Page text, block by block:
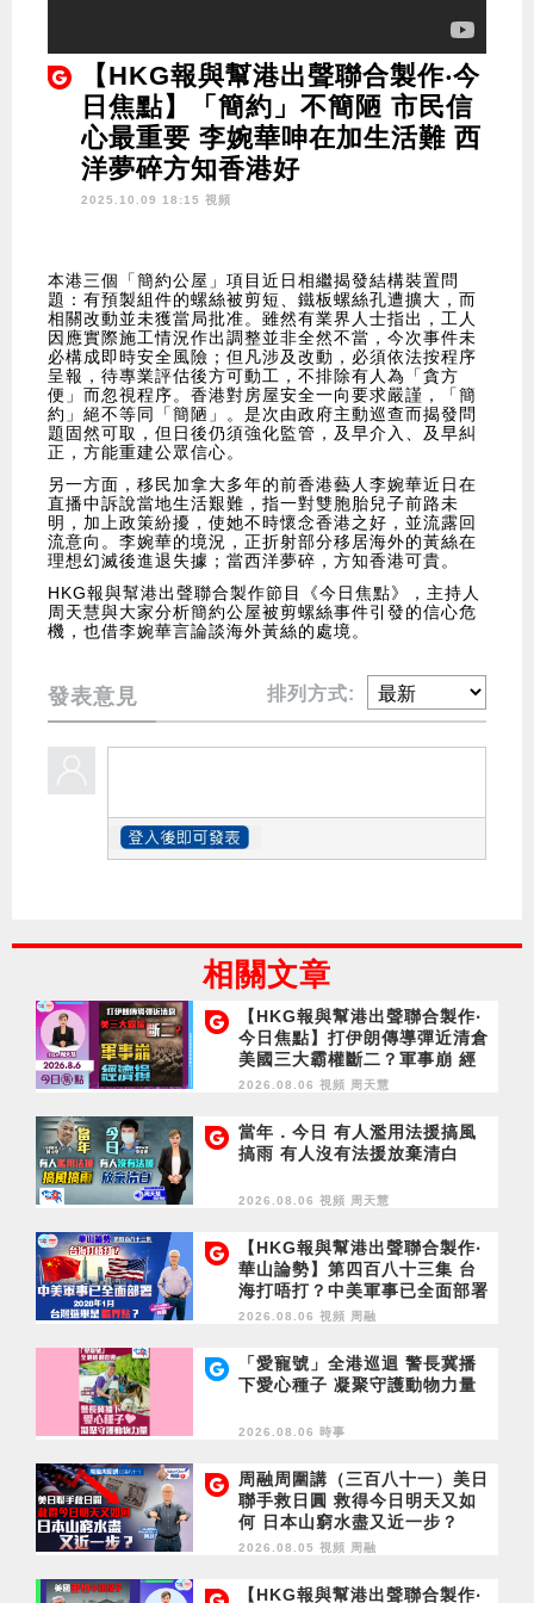
【HKG報與幫港出聲聯合製作‧今
日焦點】「簡約」不簡陋 市民信
心最重要 李婉華呻在加生活難 西
洋夢碎方知香港好
2025.10.09 18:15 視頻
本港三個「簡約公屋」項目近日相繼揭發結構裝置問
題：有預製組件的螺絲被剪短、鐵板螺絲孔遭擴大，而
相關改動並未獲當局批准。雖然有業界人士指出，工人
因應實際施工情況作出調整並非全然不當，今次事件未
必構成即時安全風險；但凡涉及改動，必須依法按程序
呈報，待專業評估後方可動工，不排除有人為「貪方
便」而忽視程序。香港對房屋安全一向要求嚴謹，「簡
約」絕不等同「簡陋」。是次由政府主動巡查而揭發問
題固然可取，但日後仍須強化監管，及早介入、及早糾
正，方能重建公眾信心。
另一方面，移民加拿大多年的前香港藝人李婉華近日在
直播中訴說當地生活艱難，指一對雙胞胎兒子前路未
明，加上政策紛擾，使她不時懷念香港之好，並流露回
流意向。李婉華的境況，正折射部分移居海外的黃絲在
理想幻滅後進退失據；當西洋夢碎，方知香港可貴。
HKG報與幫港出聲聯合製作節目《今日焦點》，主持人
周天慧與大家分析簡約公屋被剪螺絲事件引發的信心危
機，也借李婉華言論談海外黃絲的處境。
發表意見 排列方式:
相關文章
【HKG報與幫港出聲聯合製作‧
今日焦點】打伊朗傳導彈近清倉
美國三大霸權斷二？軍事崩 經
濟損
2026.08.06 視頻 周天慧
當年．今日 有人濫用法援搞風
搞雨 有人沒有法援放棄清白
2026.08.06 視頻 周天慧
【HKG報與幫港出聲聯合製作‧
華山論勢】第四百八十三集 台
海打唔打？中美軍事已全面部署
2028年1月台灣選舉是臨界點？
2026.08.06 視頻 周融
「愛寵號」全港巡迴 警長冀播
下愛心種子 凝聚守護動物力量
2026.08.06 時事
周融周圍講（三百八十一）美日
聯手救日圓 救得今日明天又如
何 日本山窮水盡又近一步？
2026.08.05 視頻 周融
【HKG報與幫港出聲聯合製作‧